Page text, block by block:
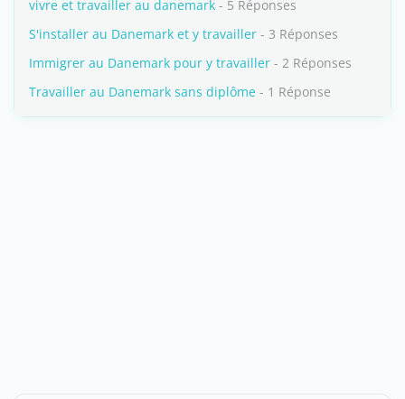
vivre et travailler au danemark - 5 Réponses
S'installer au Danemark et y travailler - 3 Réponses
Immigrer au Danemark pour y travailler - 2 Réponses
Travailler au Danemark sans diplôme - 1 Réponse